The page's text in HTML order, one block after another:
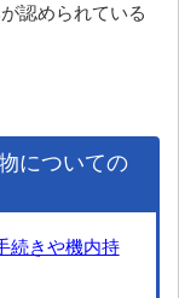
認められている
についての
続きや機内持